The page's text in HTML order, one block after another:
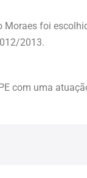
foi
2013.
com uma